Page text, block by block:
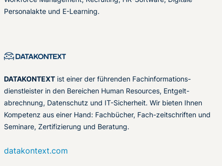
Personalakte und E-Learning.
DATAKONTEXT ist einer der führenden Fachinformations-
dienstleister in den Bereichen Human Resources, Entgelt-
abrechnung, Datenschutz und IT-Sicherheit. Wir bieten Ihnen
Kompetenz aus einer Hand: Fachbücher, Fach-zeitschriften und
Seminare, Zertifizierung und Beratung.
datakontext.com